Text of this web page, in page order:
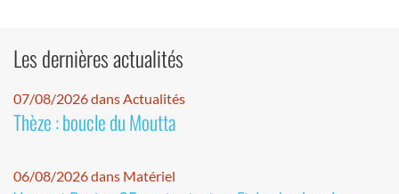
Les dernières actualités
07/08/2026 dans Actualités
Thèze : boucle du Moutta
06/08/2026 dans Matériel